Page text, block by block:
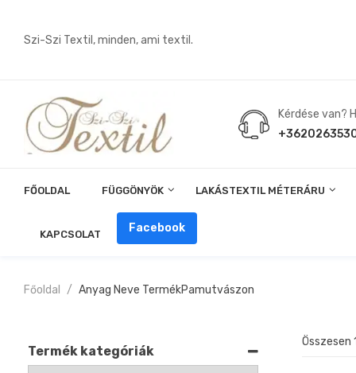
Szi-Szi Textil, minden, ami textil.
Kérdése van?
FŐOLDAL FÜGGÖNYÖK LAKÁSTEXTIL MÉTERÁRU
KAPCSOLAT Facebook
Főoldal Anyag Neve TermékPamutvászon
Összesen
Termék kategóriák